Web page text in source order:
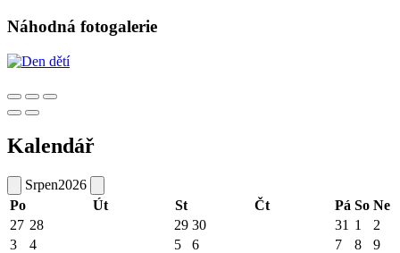
Náhodná fotogalerie
Kalendář
Srpen2026
Po
Út St Čt Pá So Ne
27 28 29 30 31 1
2
3
4 5 6 7 8
9